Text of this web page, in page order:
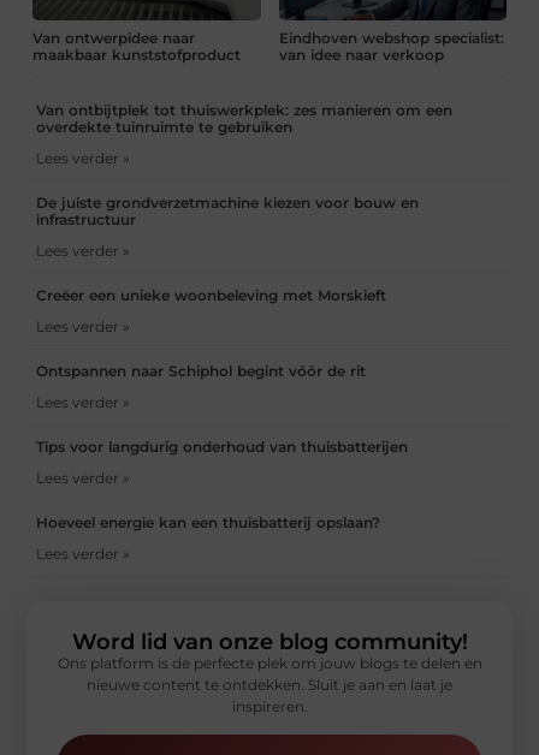
Van ontwerpidee naar
maakbaar kunststofproduct
Eindhoven webshop specialist:
van idee naar verkoop
Van ontbijtplek tot thuiswerkplek: zes manieren om een
overdekte tuinruimte te gebruiken
Lees verder »
De juiste grondverzetmachine kiezen voor bouw en
infrastructuur
Lees verder »
Creëer een unieke woonbeleving met Morskieft
Lees verder »
Ontspannen naar Schiphol begint vóór de rit
Lees verder »
Tips voor langdurig onderhoud van thuisbatterijen
Lees verder »
Hoeveel energie kan een thuisbatterij opslaan?
Lees verder »
Word lid van onze blog community!
Ons platform is de perfecte plek om jouw blogs te delen en
nieuwe content te ontdekken. Sluit je aan en laat je
inspireren.